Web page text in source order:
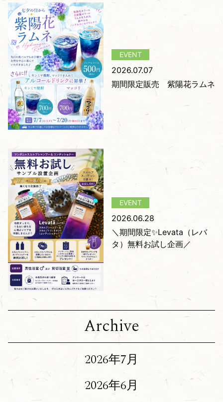
2026.07.07
期間限定販売 紫陽花ラムネ
2026.06.28
＼期間限定✨Levata（レバ
タ）無料お試し企画／
Archive
2026年7月
2026年6月